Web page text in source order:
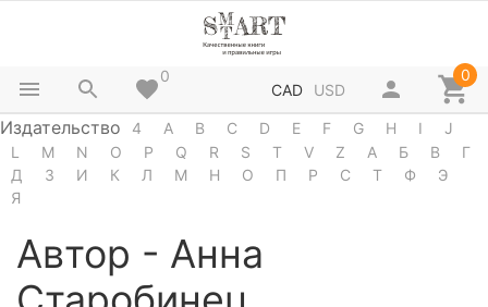
0
CAD USD
0
Издательство 4 A B C D E F G H I
J
L
M N O P Q R S T V Z А Б В
Г
Д
З И К Л М Н О П Р С Т Ф
Э
Я
Автор - Анна